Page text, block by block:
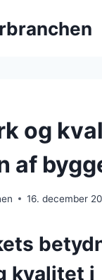
og
af
16. december
kvalitet i